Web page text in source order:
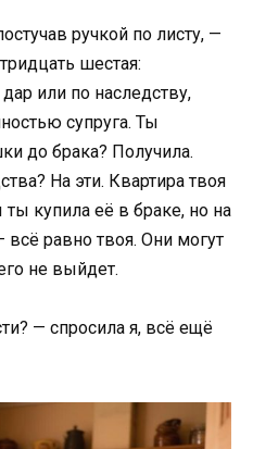
ручкой по листу, —
шестая:
или по наследству,
супруга. Ты
до брака? Получила.
На эти. Квартира твоя
купила её в браке, но на
равно твоя. Они могут
не выйдет.
— спросила я, всё ещё